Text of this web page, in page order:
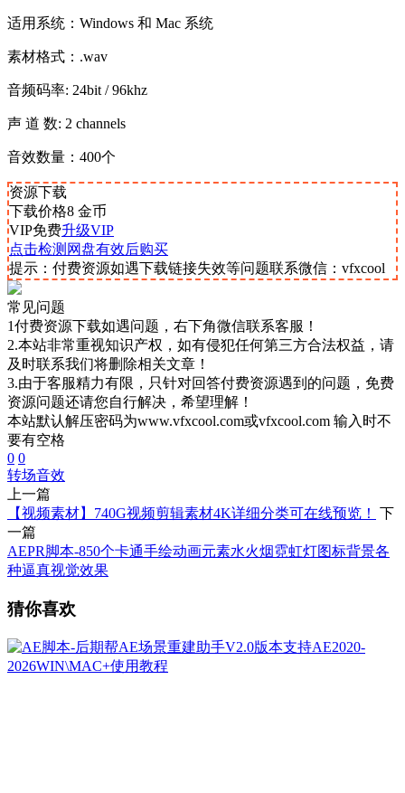
适用系统：Windows 和 Mac 系统
素材格式：.wav
音频码率: 24bit / 96khz
声 道 数: 2 channels
音效数量：400个
资源下载
下载价格8 金币
VIP免费升级VIP
点击检测网盘有效后购买
提示：付费资源如遇下载链接失效等问题联系微信：vfxcool
常见问题
1付费资源下载如遇问题，右下角微信联系客服！
2.本站非常重视知识产权，如有侵犯任何第三方合法权益，请
及时联系我们将删除相关文章！
3.由于客服精力有限，只针对回答付费资源遇到的问题，免费
资源问题还请您自行解决，希望理解！
本站默认解压密码为www.vfxcool.com或vfxcool.com 输入时不
要有空格
0 0
转场音效
上一篇
【视频素材】740G视频剪辑素材4K详细分类可在线预览！
下
一篇
AEPR脚本-850个卡通手绘动画元素水火烟霓虹灯图标背景各
种逼真视觉效果
猜你喜欢